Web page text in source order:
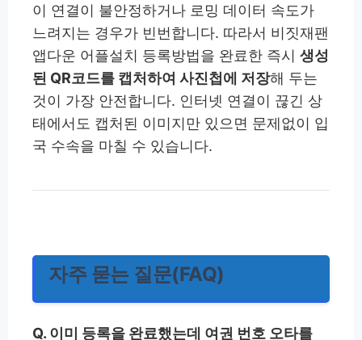
이 연결이 불안정하거나 로밍 데이터 속도가
느려지는 경우가 빈번합니다. 따라서 비짓재팬
앱다운 어플설치 등록방법을 완료한 즉시 생성
된 QR코드를 캡처하여 사진첩에 저장해 두는
것이 가장 안전합니다. 인터넷 연결이 끊긴 상
태에서도 캡처된 이미지만 있으면 문제없이 입
국 수속을 마칠 수 있습니다.
자주 묻는 질문(FAQ)
Q. 이미 등록을 완료했는데 여권 번호 오타를